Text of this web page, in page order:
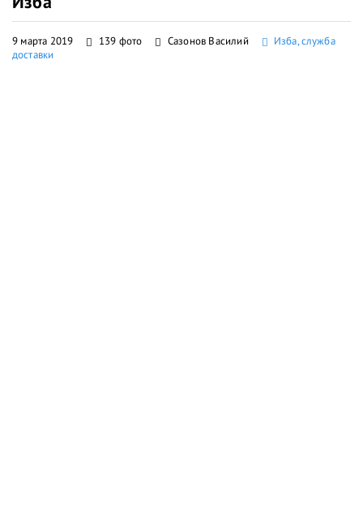
9 марта 2019 139 фото Сазонов Василий
Изба, служба
доставки